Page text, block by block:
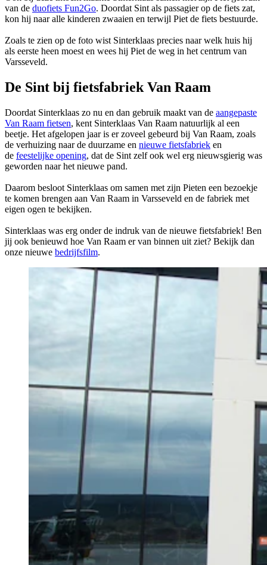
van de duofiets Fun2Go. Doordat Sint als passagier op de fiets zat,
kon hij naar alle kinderen zwaaien en terwijl Piet de fiets bestuurde.
Zoals te zien op de foto wist Sinterklaas precies naar welk huis hij
als eerste heen moest en wees hij Piet de weg in het centrum van
Varsseveld.
De Sint bij fietsfabriek Van Raam
Doordat Sinterklaas zo nu en dan gebruik maakt van de aangepaste
Van Raam fietsen, kent Sinterklaas Van Raam natuurlijk al een
beetje. Het afgelopen jaar is er zoveel gebeurd bij Van Raam, zoals
de verhuizing naar de duurzame en nieuwe fietsfabriek en
de feestelijke opening, dat de Sint zelf ook wel erg nieuwsgierig was
geworden naar het nieuwe pand.
Daarom besloot Sinterklaas om samen met zijn Pieten een bezoekje
te komen brengen aan Van Raam in Varsseveld en de fabriek met
eigen ogen te bekijken.
Sinterklaas was erg onder de indruk van de nieuwe fietsfabriek! Ben
jij ook benieuwd hoe Van Raam er van binnen uit ziet? Bekijk dan
onze nieuwe bedrijfsfilm.